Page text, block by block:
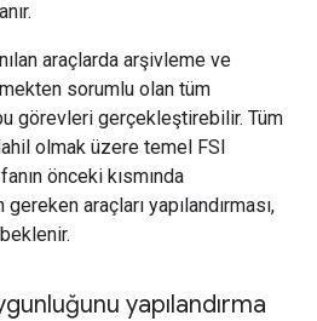
araçlarda arşivleme ve
sorumlu olan tüm
görevleri gerçekleştirebilir. Tüm
olmak üzere temel FSI
önceki kısmında
araçları yapılandırması,
yapılandırma